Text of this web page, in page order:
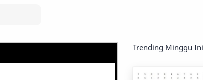
Trending Minggu Ini